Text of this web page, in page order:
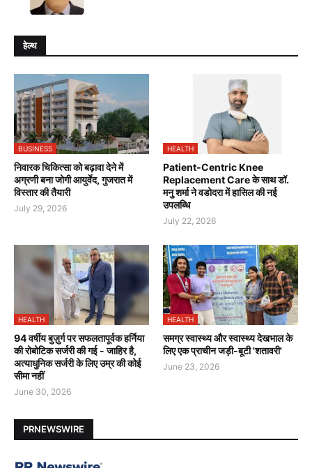
हेल्थ
BUSINESS
निवारक चिकित्सा को बढ़ावा देने में
अग्रणी बना जोगी आयुर्वेद, गुजरात में
विस्तार की तैयारी
July 29, 2026
HEALTH
Patient-Centric Knee
Replacement Care के साथ डॉ.
मनु शर्मा ने वडोदरा में हासिल की नई
उपलब्धि
July 22, 2026
HEALTH
94 वर्षीय बुज़ुर्ग पर सफलतापूर्वक हर्निया
की रोबोटिक सर्जरी की गई - जाहिर है,
अत्याधुनिक सर्जरी के लिए उम्र की कोई
सीमा नहीं
June 30, 2026
HEALTH
समग्र स्वास्थ्य और स्वास्थ्य देखभाल के
लिए एक प्राचीन जड़ी-बूटी 'शतावरी'
June 23, 2026
PRNEWSWIRE